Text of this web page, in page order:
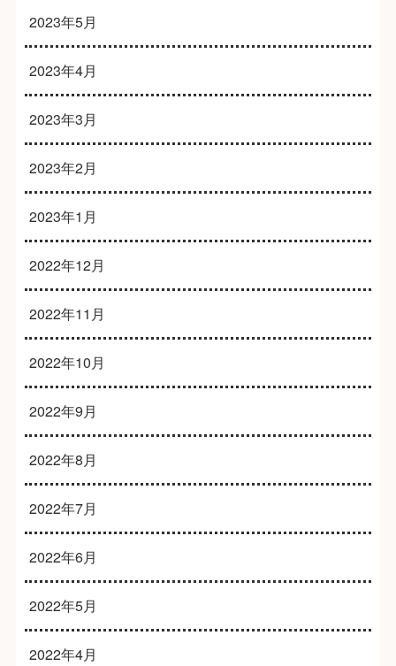
2023年5月
2023年4月
2023年3月
2023年2月
2023年1月
2022年12月
2022年11月
2022年10月
2022年9月
2022年8月
2022年7月
2022年6月
2022年5月
2022年4月